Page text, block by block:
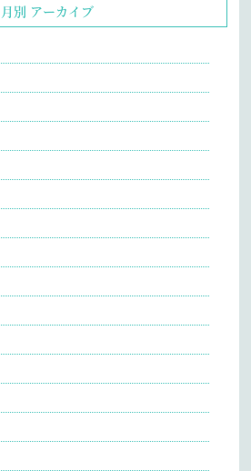
月別 アーカイブ